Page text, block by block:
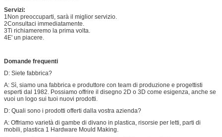
Servizi:
1Non preoccuparti, sarà il miglior servizio.
2Consultaci immediatamente.
3Ti richiameremo la prima volta.
4E' un piacere.
Domande frequenti
D: Siete fabbrica?
A: Sì, siamo una fabbrica e produttore con team di produzione e progettisti
esperti dal 1982. Possiamo offrire il disegno 2D o 3D come esigenza, anche se
vuoi un logo sui tuoi nuovi prodotti.
D: Quali sono i prodotti offerti dalla vostra azienda?
A: Offriamo varietà di gambe di divano in plastica, risorsie per letti, parti di
mobili, plastica 1 Hardware Mould Making.